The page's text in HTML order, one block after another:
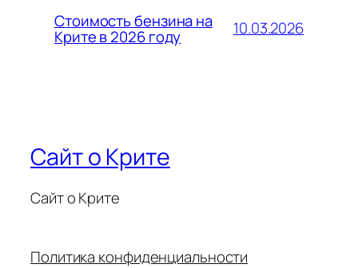
Стоимость бензина на
Крите в 2026 году 10.03.2026
Сайт о Крите
Сайт о Крите
Политика конфиденциальности